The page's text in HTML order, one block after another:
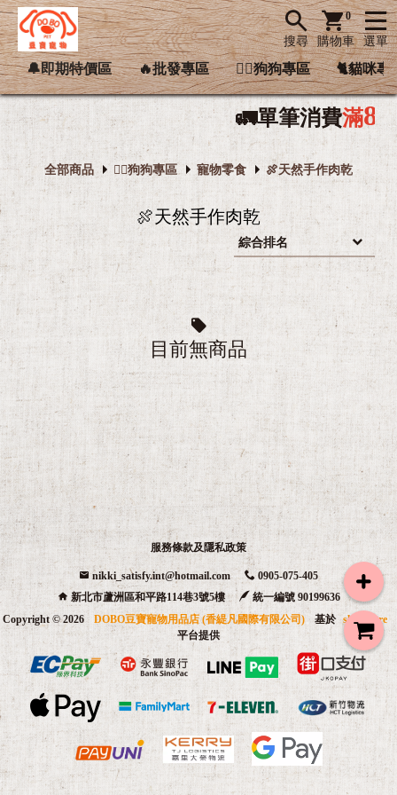
0
購物車
搜尋 選單
🐈
🔔即期特價區 🔥批發專區 🐕‍🦺狗狗專區 🐈貓咪專
🚛單筆消費滿888 元
全部商品 🐕‍🦺狗狗專區 寵物零食 🍖天然手作肉乾
🍖天然手作肉乾
目前無商品
服務條款及隱私政策
nikki_satisfy.int@hotmail.com
0905-075-405
新北市蘆洲區和平路114巷3號5樓
統一編號 90199636
Copyright ©2026 DOBO豆寶寵物用品店 (香緹凡國際有限公司) 基於 shopstore
平台提供